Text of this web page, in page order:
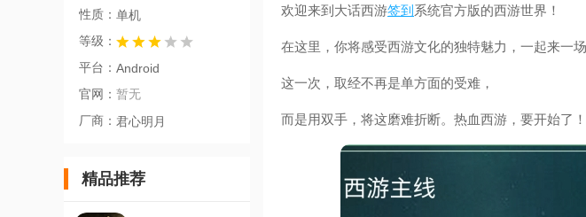
性质： 单机
等级：
平台： Android
官网： 暂无
厂商： 君心明月
精品推荐
欢迎来到大话西游签到 系统官方版的西游世界！
在这里，你将感受西游文化的独特魅力，一起来一场
这一次，取经不再是单方面的受难，
而是用双手，将这磨难折断。热血西游，要开始了！